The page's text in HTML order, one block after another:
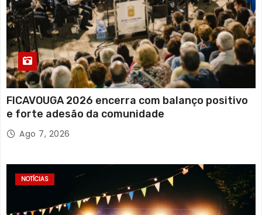
FICAVOUGA 2026 encerra com balanço positivo
e forte adesão da comunidade
Ago 7, 2026
NOTÍCIAS